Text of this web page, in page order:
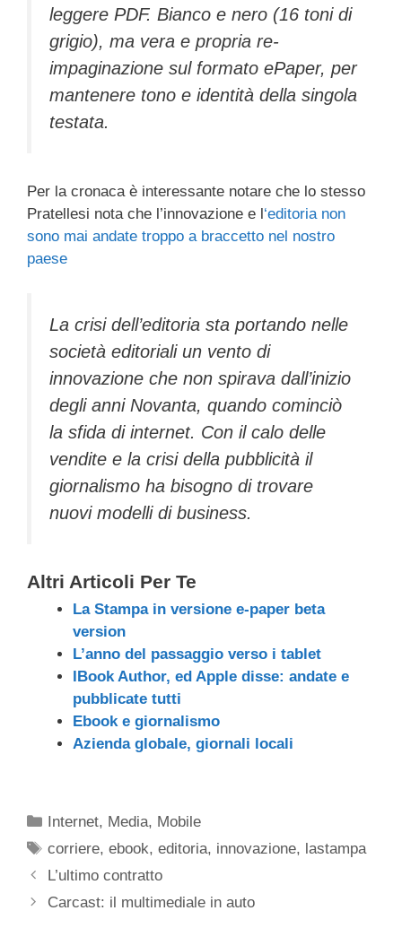
leggere PDF. Bianco e nero (16 toni di
grigio), ma vera e propria re-
impaginazione sul formato ePaper, per
mantenere tono e identità della singola
testata.
Per la cronaca è interessante notare che lo stesso
Pratellesi nota che l’innovazione e l ‘editoria non
sono mai andate troppo a braccetto nel nostro
paese
La crisi dell’editoria sta portando nelle
società editoriali un vento di
innovazione che non spirava dall’inizio
degli anni Novanta, quando cominciò
la sfida di internet. Con il calo delle
vendite e la crisi della pubblicità il
giornalismo ha bisogno di trovare
nuovi modelli di business.
Altri Articoli Per Te
La Stampa in versione e-paper beta
version
L’anno del passaggio verso i tablet
IBook Author, ed Apple disse: andate e
pubblicate tutti
Ebook e giornalismo
Azienda globale, giornali locali
Categorie
Internet, Media, Mobile
Tag
corriere,ebook,editoria, innovazione, lastampa
L’ultimo contratto
Carcast: il multimediale in auto